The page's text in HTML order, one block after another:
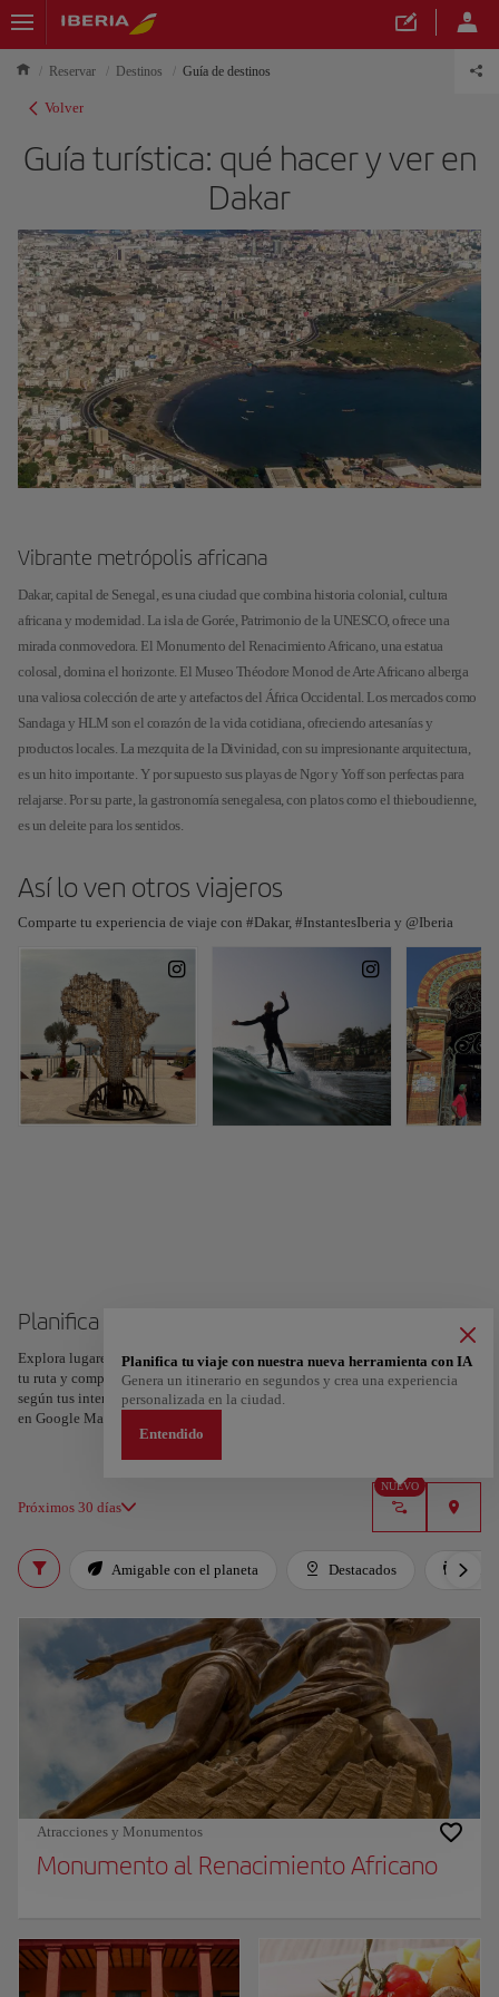
Reservar Destinos Guía de destinos
Volver
Guía turística: qué hacer y ver en
Dakar
Vibrante metrópolis africana
Dakar, capital de Senegal, es una ciudad que combina historia colonial, cultura
africana y modernidad. La isla de Gorée, Patrimonio de la UNESCO, ofrece una
mirada conmovedora. El Monumento del Renacimiento Africano, una estatua
colosal, domina el horizonte. El Museo Théodore Monod de Arte Africano alberga
una valiosa colección de arte y artefactos del África Occidental. Los mercados como
Sandaga y HLM son el corazón de la vida cotidiana, ofreciendo artesanías y
productos locales. La mezquita de la Divinidad, con su impresionante arquitectura,
es un hito importante. Y por supuesto sus playas de Ngor y Yoff son perfectas para
relajarse. Por su parte, la gastronomía senegalesa, con platos como el thieboudienne,
es un deleite para los sentidos.
Así lo ven otros viajeros
Comparte tu experiencia de viaje con #Dakar, #InstantesIberia y @Iberia
Planifica tu viaje a Dakar
Explora lugares, experiencias y marca con el corazón tus favoritos para crear
tu ruta y compartirla. ¿Quieres más ideas? Obtén un itinerario personalizado
según tus intereses y la duración de tu viaje: en sólo dos pasos y descargable
en Google Maps.
Próximos 30 días
NUEVO
Planifica tu viaje con nuestra nueva herramienta con IA
Genera un itinerario en segundos y crea una experiencia
personalizada en la ciudad.
Entendido
Amigable con el planeta Destacados Para
Atracciones y Monumentos
Monumento al Renacimiento Africano